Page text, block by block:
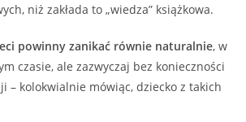
niż zakłada to „wiedza” książkowa.
powinny zanikać równie naturalnie, w
czasie, ale zazwyczaj bez konieczności
– kolokwialnie mówiąc, dziecko z takich